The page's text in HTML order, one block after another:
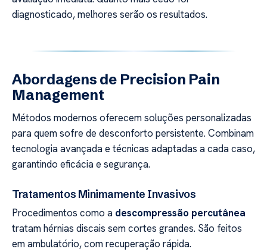
diagnosticado, melhores serão os resultados.
Abordagens de Precision Pain
Management
Métodos modernos oferecem soluções personalizadas
para quem sofre de desconforto persistente. Combinam
tecnologia avançada e técnicas adaptadas a cada caso,
garantindo eficácia e segurança.
Tratamentos Minimamente Invasivos
Procedimentos como a descompressão percutânea
tratam hérnias discais sem cortes grandes. São feitos
em ambulatório, com recuperação rápida.